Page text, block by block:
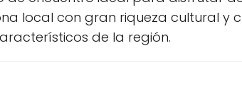
local con gran riqueza cultural y
de la región.